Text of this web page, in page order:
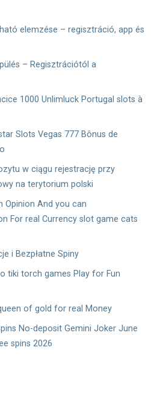
elemzése – regisztráció, app és
– Regisztrációtól a
1000 Unlimluck Portugal slots à
Slots Vegas 777 Bônus de
w ciągu rejestrację przy
na terytorium polski
Opinion And you can
For real Currency slot game cats
i Bezpłatne Spiny
tiki torch games Play for Fun
of gold for real Money
No-deposit Gemini Joker June
spins 2026